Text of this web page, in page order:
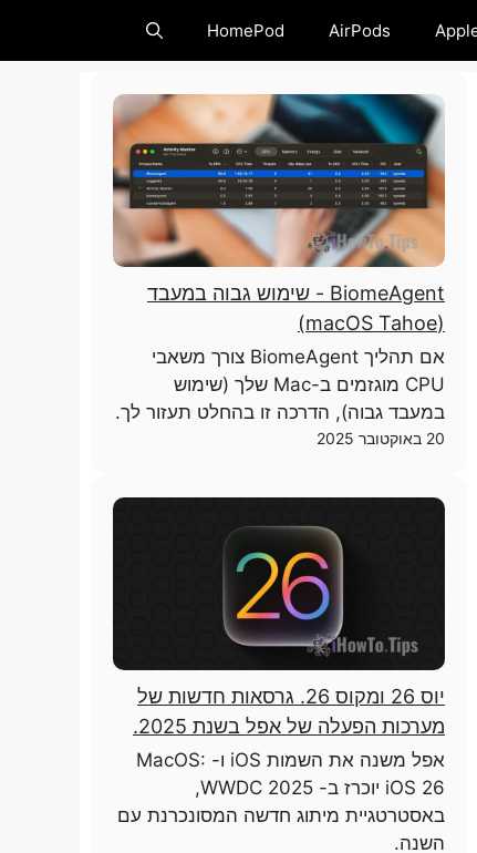
AirPods
HomePod
BiomeAgent - שימוש גבוה במעבד
(macOS Tahoe)
אם תהליך BiomeAgent צורך משאבי
CPU מוגזמים ב-Mac שלך (שימוש
במעבד גבוה), הדרכה זו בהחלט תעזור לך.
20 באוקטובר 2025
יוס 26 ומקוס 26. גרסאות חדשות של
מערכות הפעלה של אפל בשנת 2025.
אפל משנה את השמות iOS ו- MacOS:
iOS 26 יוכרז ב- WWDC 2025,
באסטרטגיית מיתוג חדשה המסונכרנת עם
השנה.